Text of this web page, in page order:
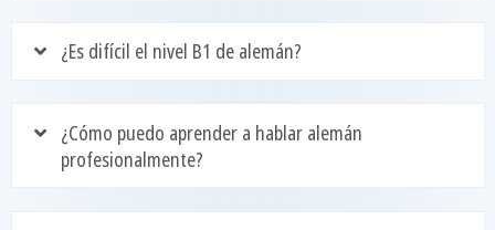
¿Es difícil el nivel B1 de alemán?
¿Cómo puedo aprender a hablar alemán
profesionalmente?